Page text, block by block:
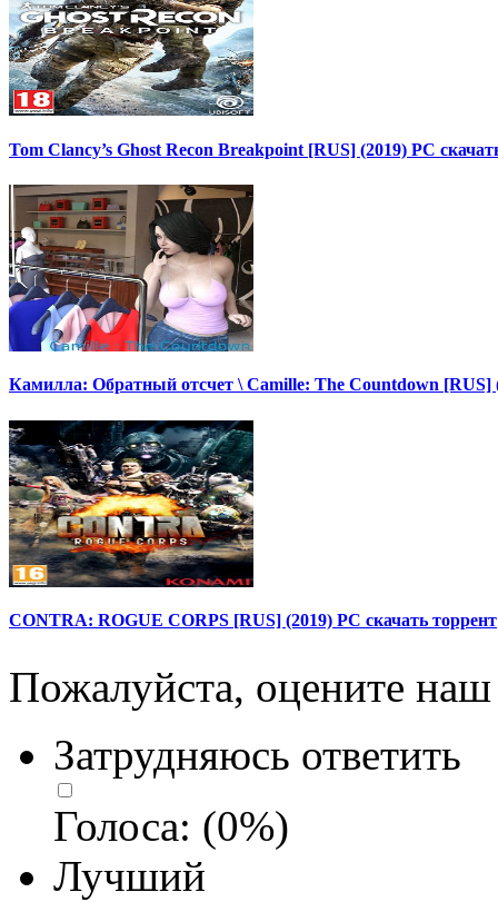
Tom Clancy’s Ghost Recon Breakpoint [RUS] (2019) PC
Камилла: Обратный отсчет \ Camille: The Countdown [RUS]
CONTRA: ROGUE CORPS [RUS] (2019) PC скачать торрент
Пожалуйста, оцените наш
Затрудняюсь ответить
Голоса: (0%)
Лучший